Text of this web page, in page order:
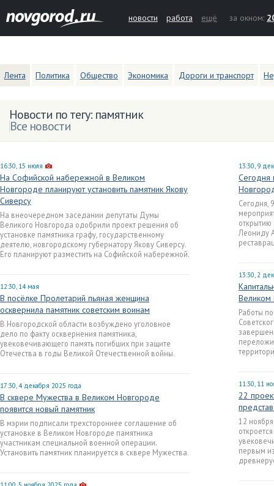
новости работа ещё за окном:
Лента Политика Общество Экономика Дороги и транспорт
Новости по тегу: памятник
Все новости
16:30, 15 июля
На Софийской набережной в Великом
Новгороде планируют установить памятник Якову
Сиверсу
На внеочередном заседании депутаты Думы
Великого Новгорода одобрили проект решения об
установке памятника графу, государственному
деятелю, новгородскому губернатору Якову Сиверсу.
Его планируют разместить на Софийской набережной.
12:30, 14 мая
В посёлке Пролетарий пьяная женщина
осквернила памятник советским воинам
В Новгородской области возбуждено уголовное
дело по факту осквернения памятника,
увековечивающего память погибших при защите
Отечества в годы Великой Отечественной войны.
17:30, 4 декабря 2025 года
В сквере Мужества в Великом Новгороде
появится новый памятник
В мэрии подписали трехстороннее соглашение об
установке в Великом Новгороде памятника
участникам специальной военной операции.
Установить памятник планируется в сквере Мужества.
13:30, 9
Сегодня
Сегодня,
открытию
Леониду
13:30, 2
Великом
Работы
11:30, 11
22
12
первым